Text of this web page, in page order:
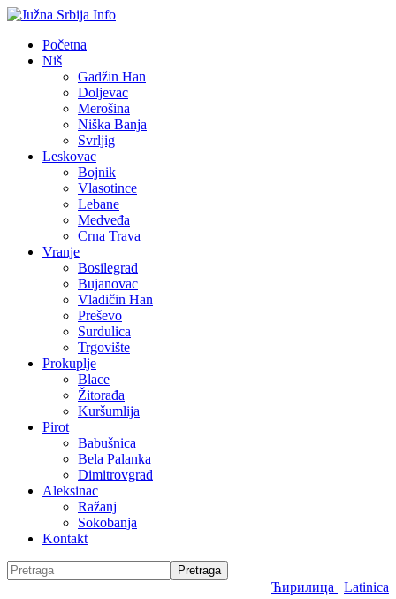
Početna
Niš
Gadžin Han
Doljevac
Merošina
Niška Banja
Svrljig
Leskovac
Bojnik
Vlasotince
Lebane
Medveđa
Crna Trava
Vranje
Bosilegrad
Bujanovac
Vladičin Han
Preševo
Surdulica
Trgovište
Prokuplje
Blace
Žitorađa
Kuršumlija
Pirot
Babušnica
Bela Palanka
Dimitrovgrad
Aleksinac
Ražanj
Sokobanja
Kontakt
Ћирилица | Latinica